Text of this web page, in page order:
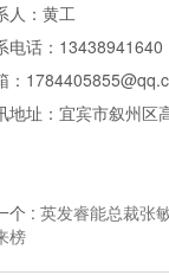
人：黄工
电话：13438941640
：
地址：宜宾市叙州区
个 : 英发睿能总裁张
榜